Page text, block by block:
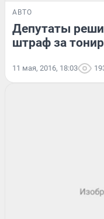
АВТО
Депутаты
штраф за
11 мая, 2016, 18:03